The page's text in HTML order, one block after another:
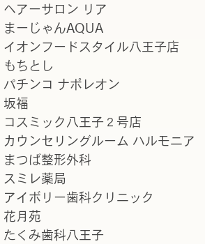
ヘアーサロン リア
まーじゃんAQUA
イオンフードスタイル八王子店
もちとし
パチンコ ナポレオン
坂福
コスミック八王子２号店
カウンセリングルーム ハルモニア
まつば整形外科
スミレ薬局
アイボリー歯科クリニック
花月苑
たくみ歯科八王子